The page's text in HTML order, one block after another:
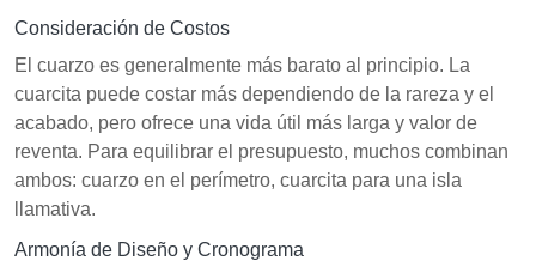
Consideración de Costos
El cuarzo es generalmente más barato al principio. La
cuarcita puede costar más dependiendo de la rareza y el
acabado, pero ofrece una vida útil más larga y valor de
reventa. Para equilibrar el presupuesto, muchos combinan
ambos: cuarzo en el perímetro, cuarcita para una isla
llamativa.
Armonía de Diseño y Cronograma